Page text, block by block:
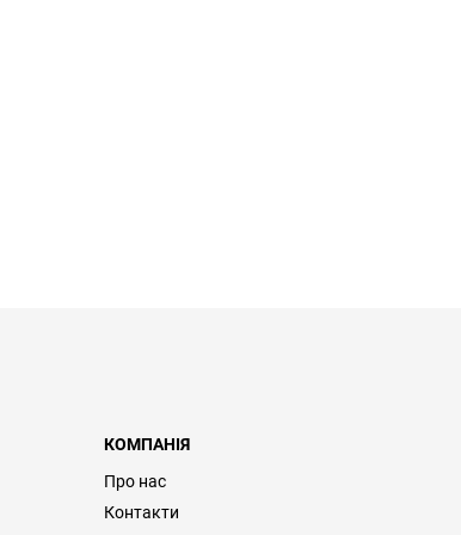
КОМПАНІЯ
Про нас
Контакти